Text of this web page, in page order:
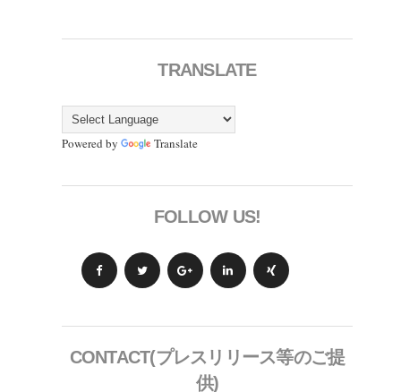
TRANSLATE
Powered by Translate
FOLLOW US!
CONTACT(プレスリリース等のご提
供)